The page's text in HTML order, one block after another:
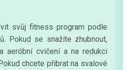
svůj fitness program podle
Pokud se snažíte zhubnout,
aeróbní cvičení a na redukci
chcete přibrat na svalové